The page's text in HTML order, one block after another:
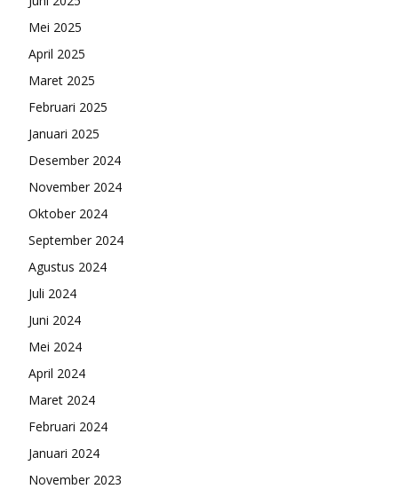
Mei 2025
April 2025
Maret 2025
Februari 2025
Januari 2025
Desember 2024
November 2024
Oktober 2024
September 2024
Agustus 2024
Juli 2024
Juni 2024
Mei 2024
April 2024
Maret 2024
Februari 2024
Januari 2024
November 2023